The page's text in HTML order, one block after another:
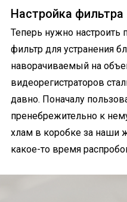
Настройка фильтра
Теперь нужно настроить
фильтр для устранения
наворачиваемый на
видеорегистраторов
давно. Поначалу
пренебрежительно к
хлам в коробке за наши
какое-то время